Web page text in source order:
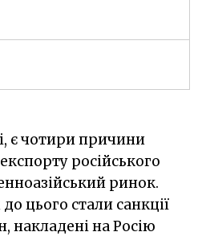
є чотири причини
російського
ринок.
цього стали санкції
накладені на Росію